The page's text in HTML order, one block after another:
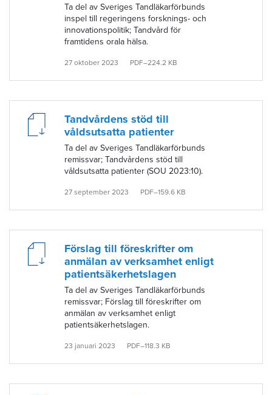
Ta del av Sveriges Tandläkarförbunds
inspel till regeringens forsknings- och
innovationspolitik; Tandvård för
framtidens orala hälsa.
27 oktober 2023 PDF–224.2 KB
Tandvårdens stöd till
våldsutsatta patienter
Ta del av Sveriges Tandläkarförbunds
remissvar; Tandvårdens stöd till
våldsutsatta patienter (SOU 2023:10).
27 september 2023 PDF–159.6 KB
Förslag till föreskrifter om
anmälan av verksamhet enligt
patientsäkerhetslagen
Ta del av Sveriges Tandläkarförbunds
remissvar; Förslag till föreskrifter om
anmälan av verksamhet enligt
patientsäkerhetslagen.
23 januari 2023 PDF–118.3 KB